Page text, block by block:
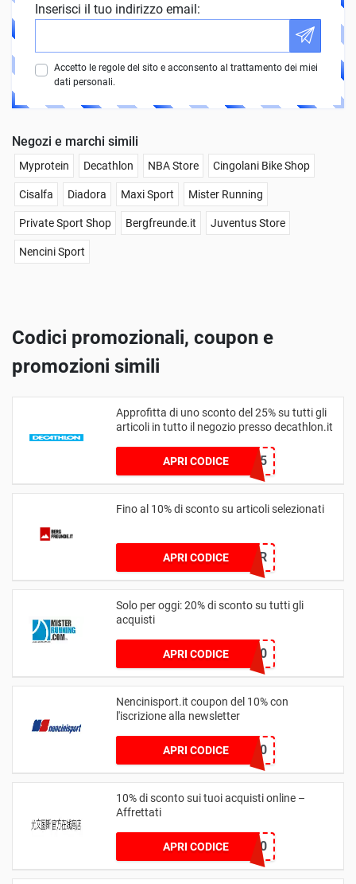
Inserisci il tuo indirizzo email:
Accetto le regole del sito e acconsento al trattamento dei miei
dati personali.
Negozi e marchi simili
Myprotein Decathlon NBA Store Cingolani Bike Shop
Cisalfa Diadora Maxi Sport Mister Running
Private Sport Shop Bergfreunde.it Juventus Store
Nencini Sport
Codici promozionali, coupon e
promozioni simili
Approfitta di uno sconto del 25% su tutti gli
articoli in tutto il negozio presso decathlon.it
APRI CODICEMAMMA25
Fino al 10% di sconto su articoli selezionati
APRI CODICE25CLEAR
Solo per oggi: 20% di sconto su tutti gli
acquisti
APRI CODICE
MSEASON20
Nencinisport.it coupon del 10% con
l'iscrizione alla newsletter
APRI CODICE
WELCOME10
10% di sconto sui tuoi acquisti online –
Affrettati
APRI CODICE NL10